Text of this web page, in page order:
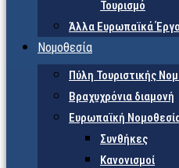
Τουρισμό
Άλλα Ευρωπαϊκά
Νομοθεσία
Πύλη Τουριστικής
Βραχυχρόνια διαμονή
Ευρωπαϊκή
Συνθήκες
Κανονισμοί